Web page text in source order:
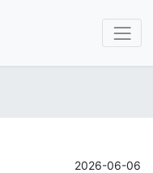
2026-06-06